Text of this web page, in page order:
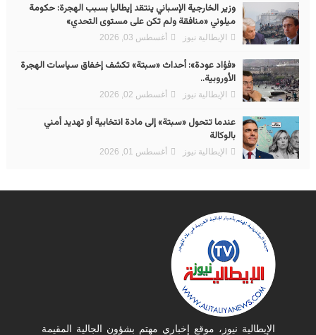
وزير الخارجية الإسباني ينتقد إيطاليا بسبب الهجرة: حكومة
ميلوني «منافقة ولم تكن على مستوى التحدي»
الإيطالية نيوز أغسطس 03, 2026
«فؤاد عودة»: أحداث «سبتة» تكشف إخفاق سياسات الهجرة
الأوروبية..
الإيطالية نيوز أغسطس 02, 2026
عندما تتحول «سبتة» إلى مادة انتخابية أو تهديد أمني
بالوكالة
الإيطالية نيوز أغسطس 01, 2026
الإيطالية نيوز، موقع إخباري مهتم بشؤون الجالية المقيمة